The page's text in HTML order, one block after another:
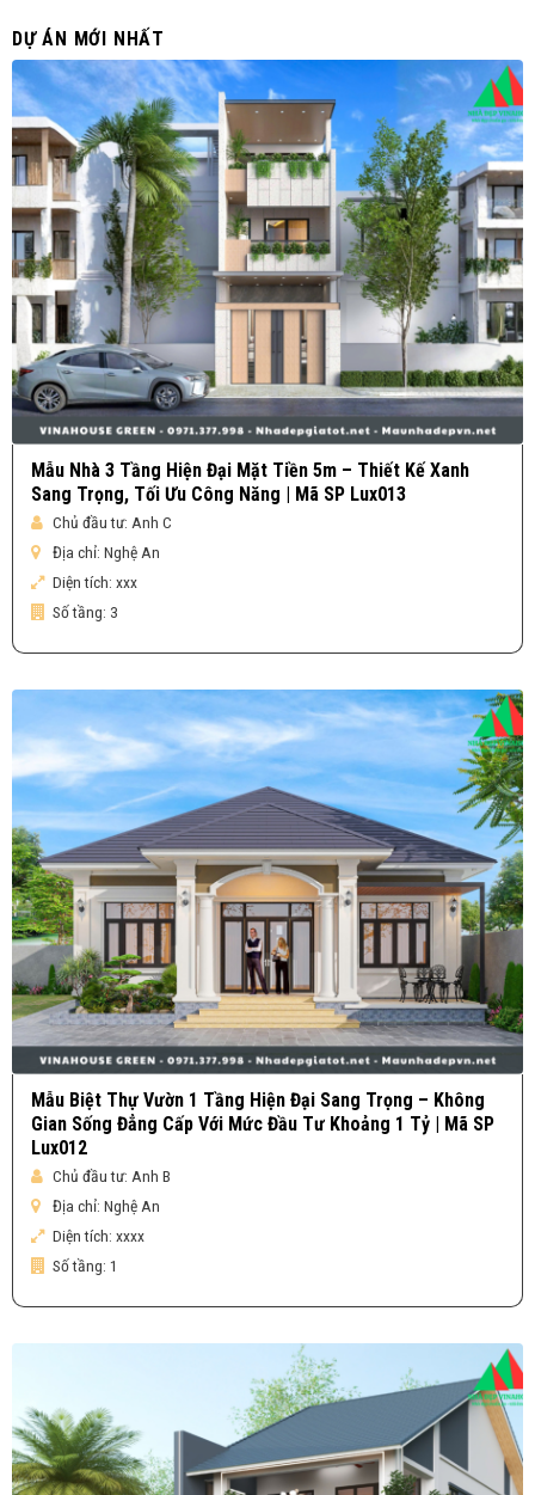
DỰ ÁN MỚI NHẤT
Mẫu Nhà 3 Tầng Hiện Đại Mặt Tiền 5m – Thiết Kế Xanh
Sang Trọng, Tối Ưu Công Năng | Mã SP Lux013
Chủ đầu tư: Anh C
Địa chỉ: Nghệ An
Diện tích: xxx
Số tầng: 3
Mẫu Biệt Thự Vườn 1 Tầng Hiện Đại Sang Trọng – Không
Gian Sống Đẳng Cấp Với Mức Đầu Tư Khoảng 1 Tỷ | Mã SP
Lux012
Chủ đầu tư: Anh B
Địa chỉ: Nghệ An
Diện tích: xxxx
Số tầng: 1